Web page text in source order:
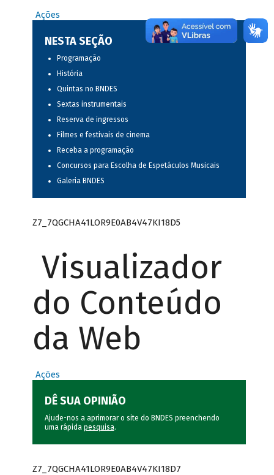
Ações
NESTA SEÇÃO
Programação
História
Quintas no BNDES
Sextas instrumentais
Reserva de ingressos
Filmes e festivais de cinema
Receba a programação
Concursos para Escolha de Espetáculos Musicais
Galeria BNDES
Z7_7QGCHA41LOR9E0AB4V47KI18D5
Visualizador
do Conteúdo
da Web
Ações
DÊ SUA OPINIÃO
Ajude-nos a aprimorar o site do BNDES preenchendo
uma rápida pesquisa.
Z7_7QGCHA41LOR9E0AB4V47KI18D7